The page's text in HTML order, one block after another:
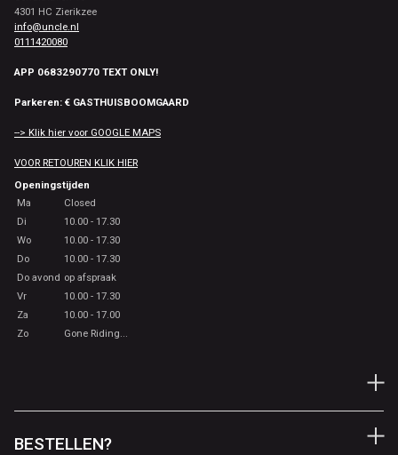
4301 HC Zierikzee
info@uncle.nl
0111420080
APP 0683290770 TEXT ONLY!
Parkeren: € GASTHUISBOOMGAARD
--> Klik hier voor GOOGLE MAPS
VOOR RETOUREN KLIK HIER
Openingstijden
Ma
Closed
Di
10.00 - 17.30
Wo
10.00 - 17.30
Do
10.00 - 17.30
Do avond op afspraak
Vr
10.00 - 17.30
Za
10.00 - 17.00
Zo
Gone Riding...
BESTELLEN?